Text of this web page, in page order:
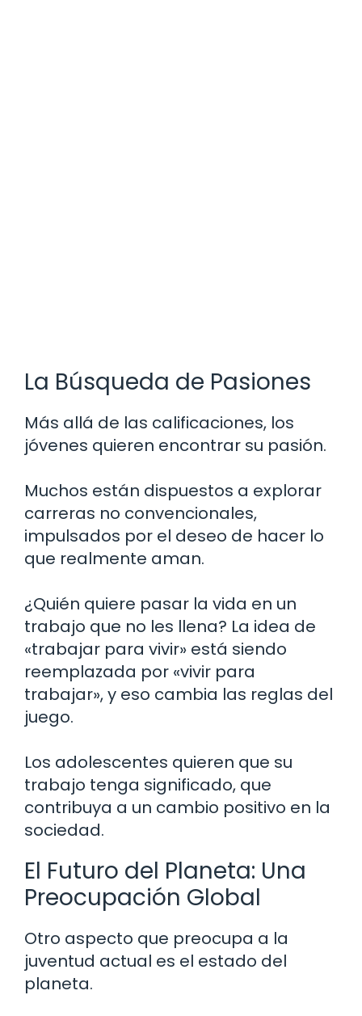
La Búsqueda de Pasiones
Más allá de las calificaciones, los
jóvenes quieren encontrar su pasión.
Muchos están dispuestos a explorar
carreras no convencionales,
impulsados por el deseo de hacer lo
que realmente aman.
¿Quién quiere pasar la vida en un
trabajo que no les llena? La idea de
«trabajar para vivir» está siendo
reemplazada por «vivir para
trabajar», y eso cambia las reglas del
juego.
Los adolescentes quieren que su
trabajo tenga significado, que
contribuya a un cambio positivo en la
sociedad.
El Futuro del Planeta: Una
Preocupación Global
Otro aspecto que preocupa a la
juventud actual es el estado del
planeta.